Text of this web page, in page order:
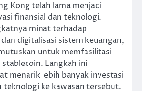
Kong telah lama menjadi
finansial dan teknologi.
minat terhadap
digitalisasi sistem keuangan,
untuk memfasilitasi
Langkah ini
menarik lebih banyak investasi
teknologi ke kawasan tersebut.